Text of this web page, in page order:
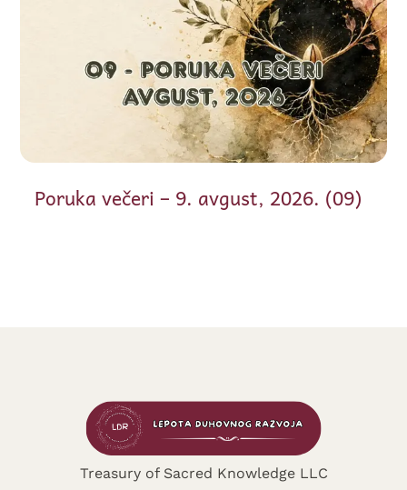
Poruka večeri – 9. avgust, 2026. (09)
Treasury of Sacred Knowledge LLC